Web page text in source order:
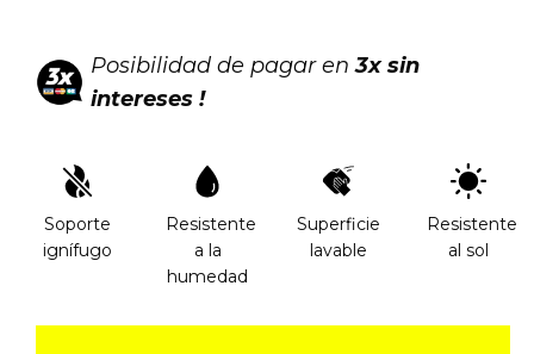
Posibilidad de pagar en3x sin
intereses !
Soporte
ignífugo
Resistente
a la
humedad
Superficie
lavable
Resistente
al sol